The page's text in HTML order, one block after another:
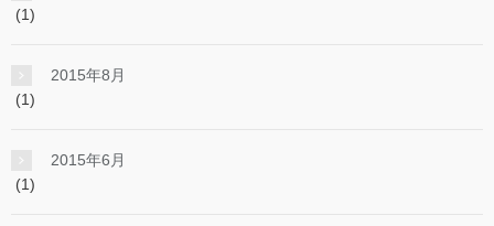
(1)
2015年8月
(1)
2015年6月
(1)